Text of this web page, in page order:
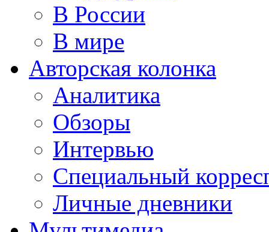
В России
В мире
Авторская колонка
Аналитика
Обзоры
Интервью
Специальный
Личные дневники